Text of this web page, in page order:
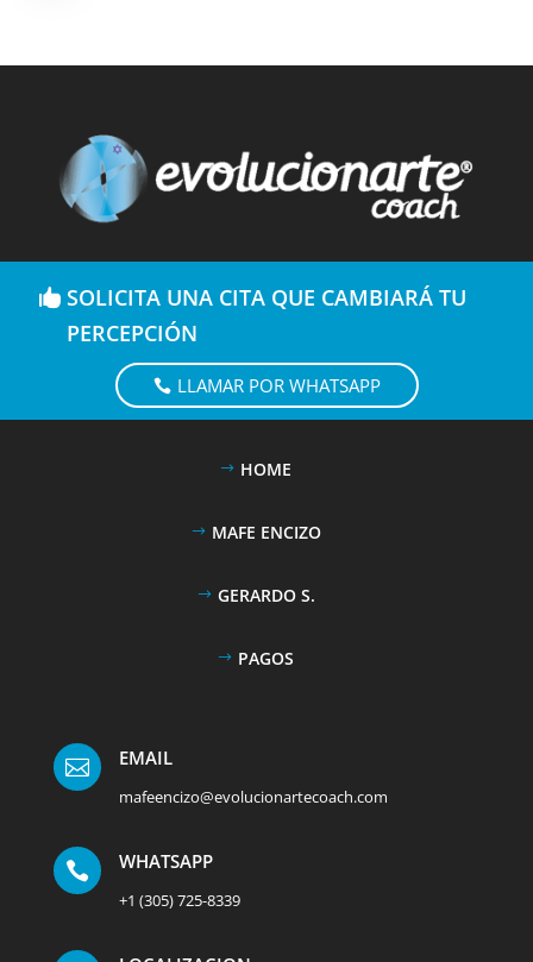
SOLICITA UNA CITA QUE CAMBIARÁ TU
PERCEPCIÓN
LLAMAR POR WHATSAPP
HOME
MAFE ENCIZO
GERARDO S.
PAGOS
 EMAIL
mafeencizo@evolucionartecoach.com
 WHATSAPP
+1 (305) 725-8339